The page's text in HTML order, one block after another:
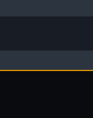
motore,
usata in una
a 110 controlli